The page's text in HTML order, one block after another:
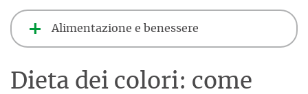
Alimentazione e benessere
Dieta dei colori: come